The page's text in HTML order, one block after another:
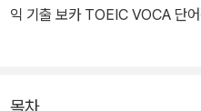
익 기출 보카 TOEIC VOCA 단